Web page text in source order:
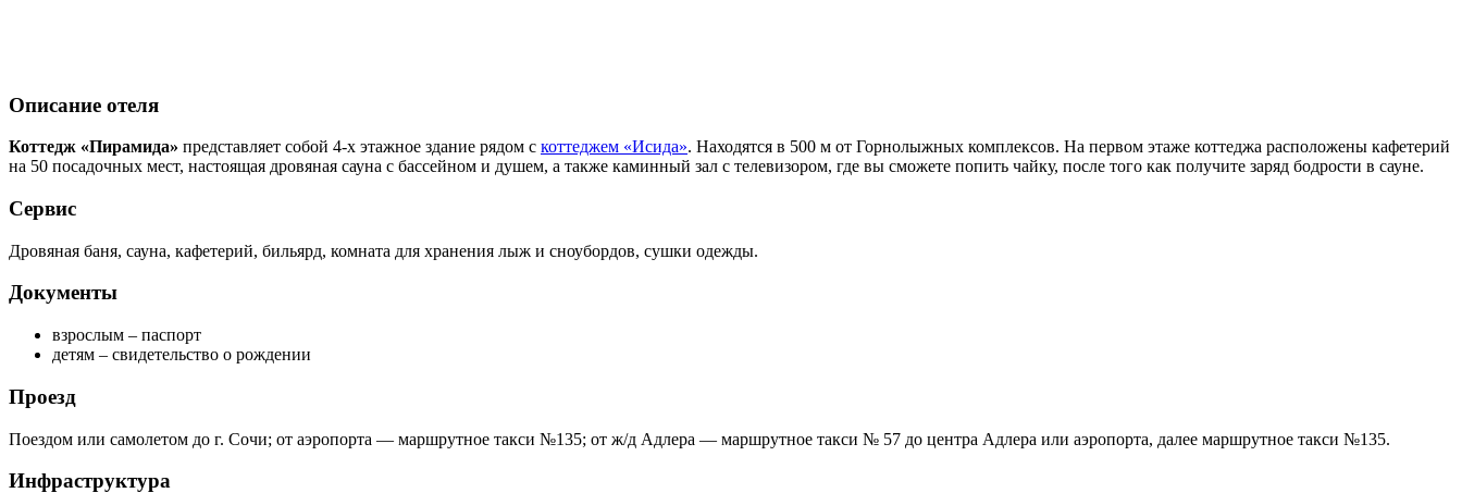
Описание отеля
Коттедж «Пирамида» представляет собой 4-х этажное здание рядом с коттеджем «Исида». Находятся в 500 м от Горнолыжных комплексов. На первом этаже коттеджа расположены кафетерий
на 50 посадочных мест, настоящая дровяная сауна с бассейном и душем, а также каминный зал с телевизором, где вы сможете попить чайку, после того как получите заряд бодрости в сауне.
Сервис
Дровяная баня, сауна, кафетерий, бильярд, комната для хранения лыж и сноубордов, сушки одежды.
Документы
взрослым – паспорт
детям – свидетельство о рождении
Проезд
Поездом или самолетом до г. Сочи; от аэропорта — маршрутное такси №135; от ж/д Адлера — маршрутное такси № 57 до центра Адлера или аэропорта, далее маршрутное такси №135.
Инфраструктура